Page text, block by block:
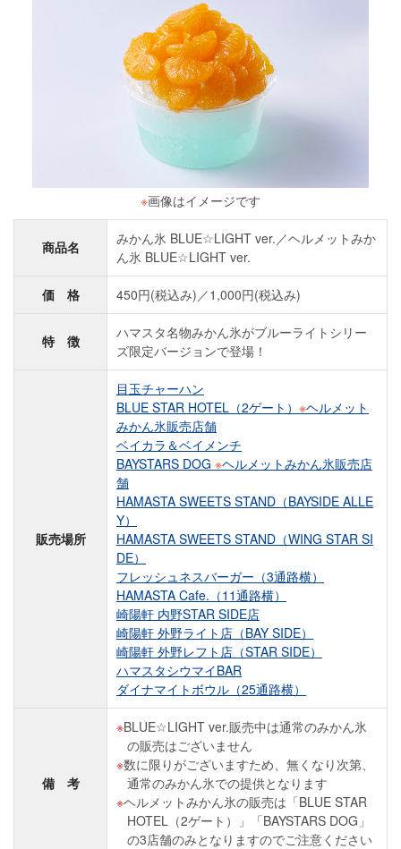
※画像はイメージです
商品名
みかん氷 BLUE☆LIGHT ver.／ヘルメットみか
ん氷 BLUE☆LIGHT ver.
価 格 450円(税込み)／1,000円(税込み)
特 徴
ハマスタ名物みかん氷がブルーライトシリー
ズ限定バージョンで登場！
販売場所
目玉チャーハン
BLUE STAR HOTEL（2ゲート） ※ヘルメット
みかん氷販売店舗
ベイカラ＆ベイメンチ
BAYSTARS DOG ※ヘルメットみかん氷販売店
舗
HAMASTA SWEETS STAND（BAYSIDE ALLE
Y）
HAMASTA SWEETS STAND（WING STAR SI
DE）
フレッシュネスバーガー（3通路横）
HAMASTA Cafe.（11通路横）
崎陽軒 内野STAR SIDE店
崎陽軒 外野ライト店（BAY SIDE）
崎陽軒 外野レフト店（STAR SIDE）
ハマスタシウマイBAR
ダイナマイトボウル（25通路横）
備 考
BLUE☆LIGHT ver.販売中は通常のみかん氷
の販売はございません
数に限りがございますため、無くなり次第、
通常のみかん氷での提供となります
ヘルメットみかん氷の販売は「BLUE STAR
HOTEL（2ゲート）」「BAYSTARS DOG」
の3店舗のみとなりますのでご注意ください